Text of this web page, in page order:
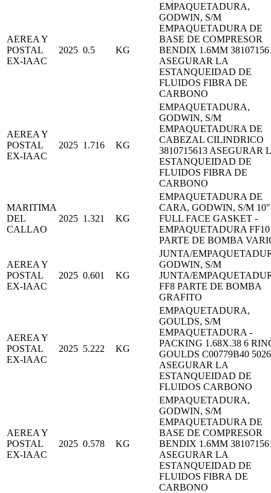
AEREA Y
POSTAL
EX-IAAC
2025 0.5 KG
EMPAQUETADURA,
GODWIN, S/M
EMPAQUETADURA DE
BASE DE COMPRESOR
BENDIX 1.6MM
ASEGURAR LA
ESTANQUEIDAD DE
FLUIDOS FIBRA DE
CARBONO
AEREA Y
POSTAL
EX-IAAC
2025 1.716 KG
EMPAQUETADURA,
GODWIN, S/M
EMPAQUETADURA DE
CABEZAL CILINDRICO
3810715613 ASEGURAR
ESTANQUEIDAD DE
FLUIDOS FIBRA DE
CARBONO
MARITIMA
DEL
CALLAO
2025 1.321 KG
EMPAQUETADURA DE
CARA, GODWIN, S/M 10"
FULL FACE GASKET -
EMPAQUETADURA FF10
PARTE DE BOMBA
AEREA Y
POSTAL
EX-IAAC
2025 0.601 KG
JUNTA/
GODWIN, S/M
JUNTA/
FF8 PARTE DE BOMBA
GRAFITO
AEREA Y
POSTAL
EX-IAAC
2025 5.222 KG
EMPAQUETADURA,
GOULDS, S/M
EMPAQUETADURA -
PACKING 1.68X.38 6
GOULDS C00779B40 5026
ASEGURAR LA
ESTANQUEIDAD DE
FLUIDOS CARBONO
AEREA Y
POSTAL
EX-IAAC
2025 0.578 KG
EMPAQUETADURA,
GODWIN, S/M
EMPAQUETADURA DE
BASE DE COMPRESOR
BENDIX 1.6MM
ASEGURAR LA
ESTANQUEIDAD DE
FLUIDOS FIBRA DE
CARBONO